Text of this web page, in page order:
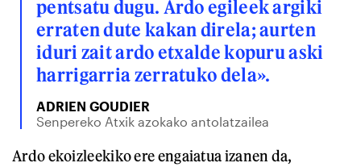
pentsatu dugu. Ardo egileek argiki
erraten dute kakan direla; aurten
iduri zait ardo etxalde kopuru aski
harrigarria zerratuko dela».
ADRIEN GOUDIER
Senpereko Atxik azokako antolatzailea
Ardo ekoizleekiko ere engaiatua izanen da,